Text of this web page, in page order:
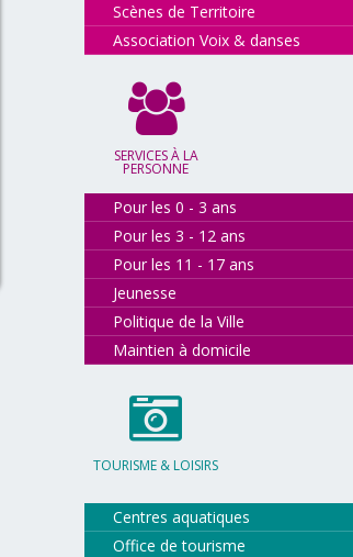
Scènes de Territoire
Association Voix & danses
SERVICES À LA
PERSONNE
Pour les 0 - 3 ans
Pour les 3 - 12 ans
Pour les 11 - 17 ans
Jeunesse
Politique de la Ville
Maintien à domicile
TOURISME & LOISIRS
Centres aquatiques
Office de tourisme